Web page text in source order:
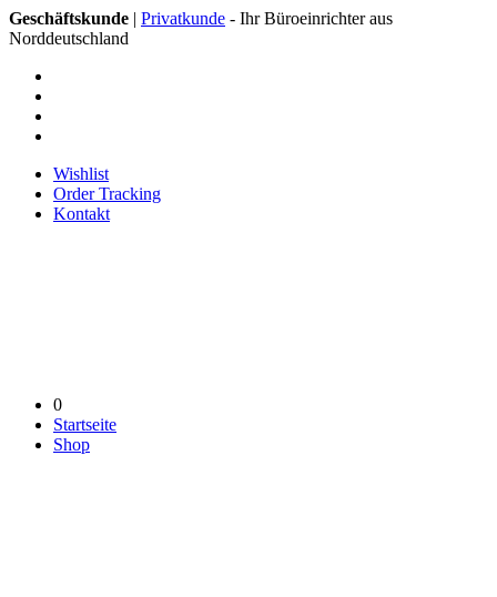
Geschäftskunde | Privatkunde - Ihr Büroeinrichter aus
Norddeutschland
Wishlist
Order Tracking
Kontakt
0
Startseite
Shop